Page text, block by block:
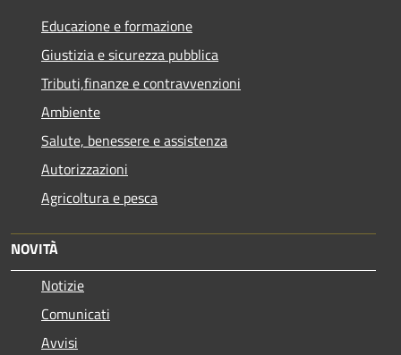
Educazione e formazione
Giustizia e sicurezza pubblica
Tributi,finanze e contravvenzioni
Ambiente
Salute, benessere e assistenza
Autorizzazioni
Agricoltura e pesca
NOVITÀ
Notizie
Comunicati
Avvisi